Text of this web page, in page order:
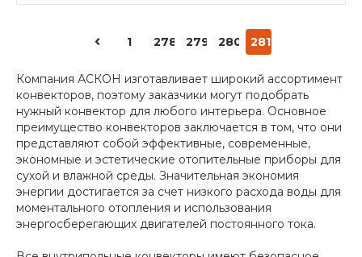
1 278 279 280 281
Компания АСКОН изготавливает широкий ассортимент
конвекторов, поэтому заказчики могут подобрать
нужный конвектор для любого интерьера. Основное
преимущество конвекторов заключается в том, что они
представляют собой эффективные, современные,
экономные и эстетические отопительные приборы для
сухой и влажной среды. Значительная экономия
энергии достигается за счет низкого расхода воды для
моментального отопления и использования
энергосберегающих двигателей постоянного тока.